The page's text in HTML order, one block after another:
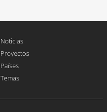
Noticias
Proyectos
Países
Temas